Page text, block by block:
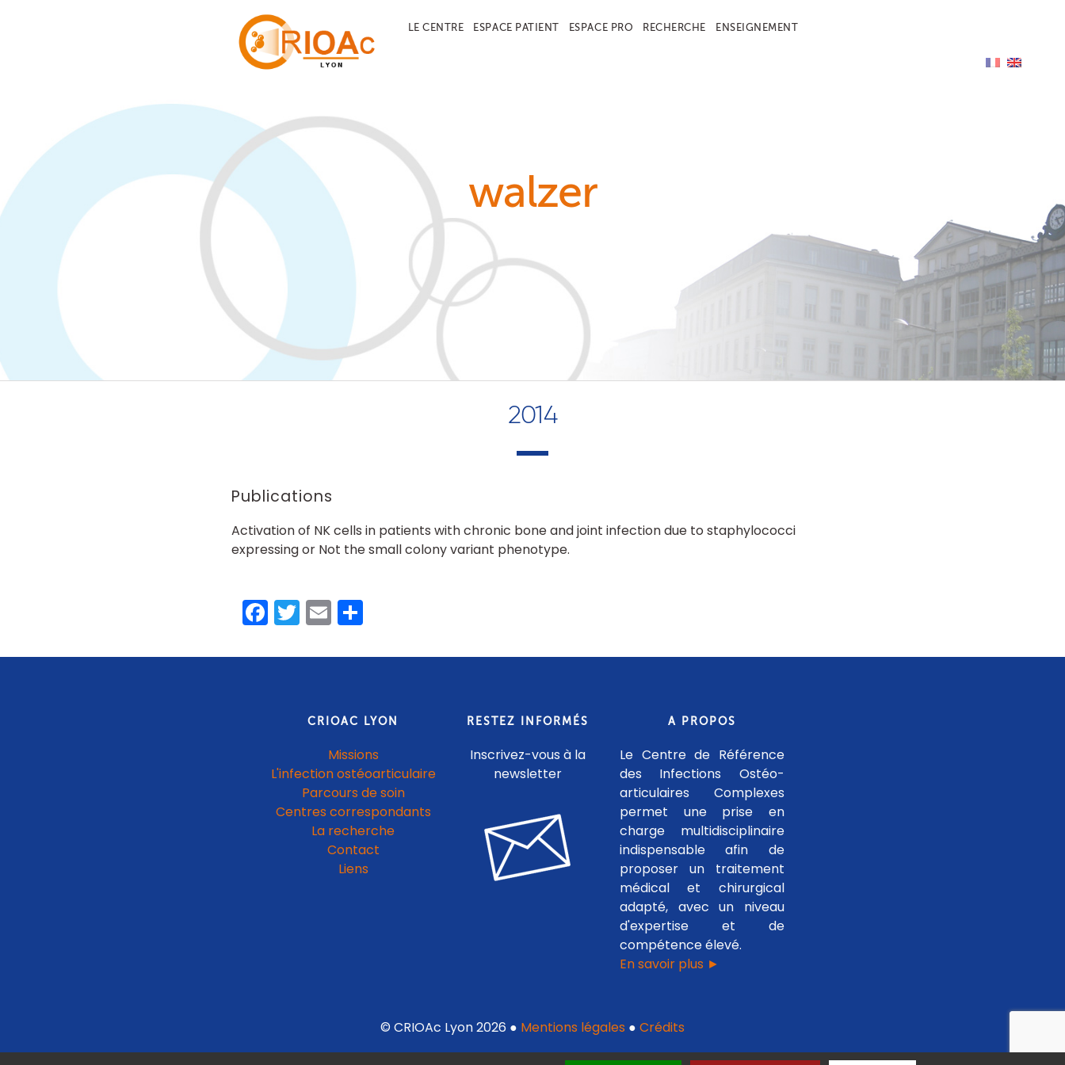
LE CENTRE ESPACE PATIENT ESPACE PRO RECHERCHE ENSEIGNEMENT
walzer
2014
Publications
Activation of NK cells in patients with chronic bone and joint infection due to staphylococci
expressing or Not the small colony variant phenotype.
Facebook
Twitter
Email
CRIOAC LYON
Missions
L'infection ostéoarticulaire
Parcours de soin
Centres correspondants
La recherche
Contact
Liens
RESTEZ INFORMÉS
Inscrivez-vous à la
newsletter
A PROPOS
Le Centre de Référence
des Infections Ostéo-
articulaires Complexes
permet une prise en
charge multidisciplinaire
indispensable afin de
proposer un traitement
médical et chirurgical
adapté, avec un niveau
d'expertise et de
compétence élevé.
En savoir plus ►
© CRIOAc Lyon 2026 ● Mentions légales ● Crédits